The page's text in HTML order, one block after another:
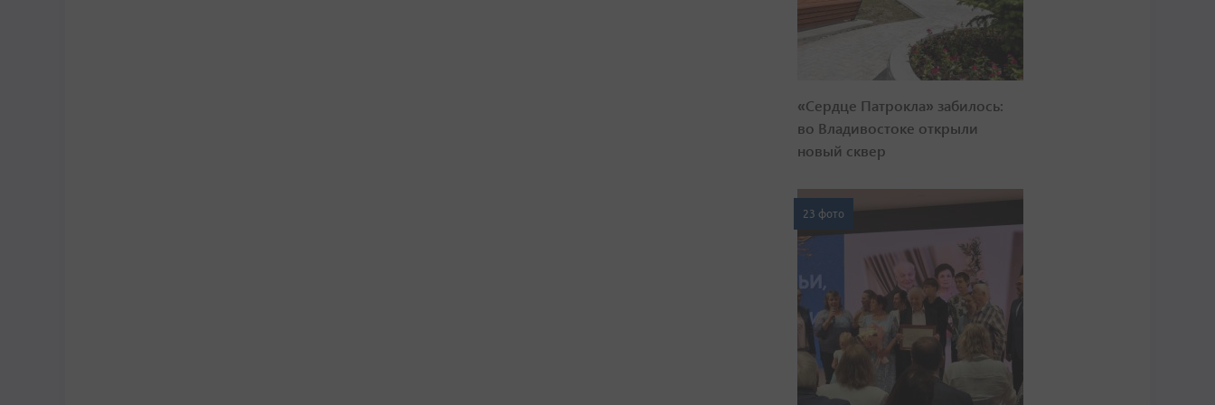
«Сердце Патрокла» забилось:
во Владивостоке открыли
новый сквер
23 фото